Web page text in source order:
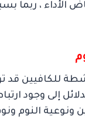
الأداء ، ربما
للكافيين قد
إلى وجود
ونوعية النوم